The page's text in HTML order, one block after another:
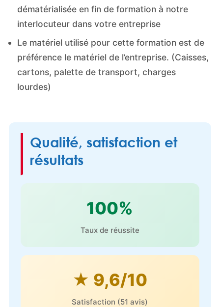
dématérialisée en fin de formation à notre
interlocuteur dans votre entreprise
Le matériel utilisé pour cette formation est de
préférence le matériel de l’entreprise. (Caisses,
cartons, palette de transport, charges
lourdes)
Qualité, satisfaction et
résultats
100%
Taux de réussite
★ 9,6/10
Satisfaction (51 avis)